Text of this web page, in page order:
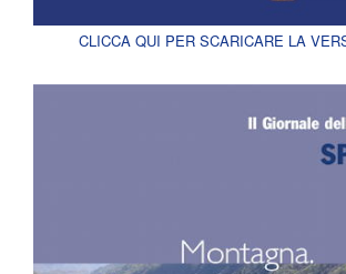
CLICCA QUI PER SCARICARE LA